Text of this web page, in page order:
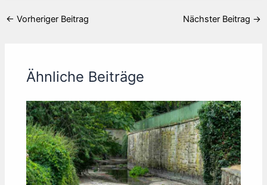
← Vorheriger Beitrag Nächster Beitrag →
Ähnliche Beiträge